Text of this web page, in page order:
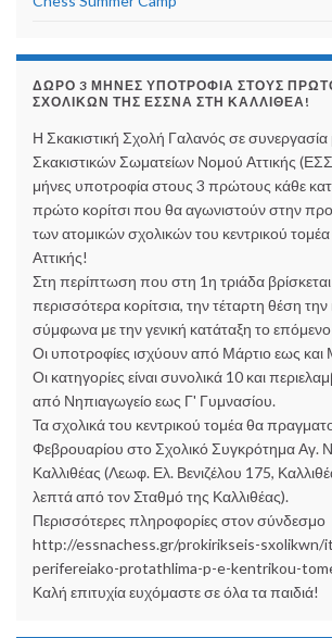
ΔΏΡΟ 3 ΜΉΝΕΣ ΥΠΟΤΡΟΦΊΑ ΣΤΟΥΣ
ΣΧΟΛΙΚΏΝ ΤΗΣ ΕΣΣΝΑ ΣΤΗ ΚΑΛΛΙΘΈΑ!
Η Σκακιστική Σχολή Γαλανός σε
Σκακιστικών Σωματείων Νομού Αττικής
μήνες υποτροφία στους 3 πρώτους κάθε
πρώτο κορίτσι που θα αγωνιστούν στην
των ατομικών σχολικών του κεντρικού
Αττικής!
Στη περίπτωση που στη 1η τριάδα
περισσότερα κορίτσια, την τέταρτη θέση
σύμφωνα με την γενική κατάταξη το επόμενο
Οι υποτροφίες ισχύουν από Μάρτιο εως και
Οι κατηγορίες είναι συνολικά 10 και
από Νηπιαγωγείο εως Γ' Γυμνασίου.
Τα σχολικά του κεντρικού τομέα θα
Φεβρουαρίου στο Σχολικό Συγκρότημα Αγ.
Καλλιθέας (Λεωφ. Ελ. Βενιζέλου 175,
λεπτά από τον Σταθμό της Καλλιθέας).
Περισσότερες πληροφορίες στον σύνδεσμο
http://essnachess.gr/prokirikseis-sxolikwn/
perifereiako-protathlima-p-e-kentrikou-
Καλή επιτυχία ευχόμαστε σε όλα τα παιδιά!